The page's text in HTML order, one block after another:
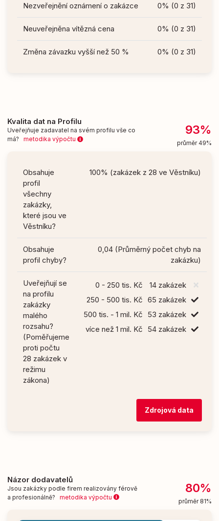
Nezveřejnění oznámení o zakázce 0% (0 z 31)
Neuveřejněna vítězná cena 0% (0 z 31)
Změna závazku vyšší než 50 % 0% (0 z 31)
Kvalita dat na Profilu
Uveřejňuje zadavatel na svém profilu vše co
má? metodika výpočtu
93%
průměr 49%
Obsahuje
profil
všechny
zakázky,
které jsou ve
Věstníku?
100% (zakázek z 28 ve Věstníku)
Obsahuje
profil chyby?
0,04 (Průměrný počet chyb na
zakázku)
Uveřejňují se
na profilu
zakázky
malého
rozsahu?
(Poměřujeme
proti počtu
28 zakázek v
režimu
zákona)
0 - 250 tis. Kč
14 zakázek
250 - 500 tis. Kč 65 zakázek
500 tis. - 1 mil. Kč
53 zakázek
více než 1 mil. Kč
54 zakázek
Zdrojová data
Názor dodavatelů
Jsou zakázky podle firem realizovány férově
a profesionálně? metodika výpočtu
80%
průměr 81%